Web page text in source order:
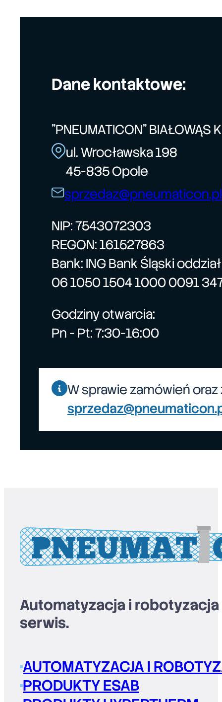
Dane kontaktowe:
"PNEUMATICON" BIAŁOWĄS
ul. Wrocławska 198
45-835 Opole
sprzedaz@pneumaticon.pl
NIP: 7543072303
REGON: 161527863
Bank: ING Bank Śląski
06 1050 1504 1000 0091
Godziny otwarcia:
Pn - Pt: 7:30-16:00
W sprawie zamówień
Automatyzacja i
serwis.
AUTOMATYZACJA I
PRODUKTY ESAB